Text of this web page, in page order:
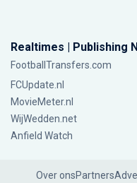
Realtimes | Publishing
FootballTransfers.com
FCUpdate.nl
MovieMeter.nl
WijWedden.net
Anfield Watch
Over onsPartners